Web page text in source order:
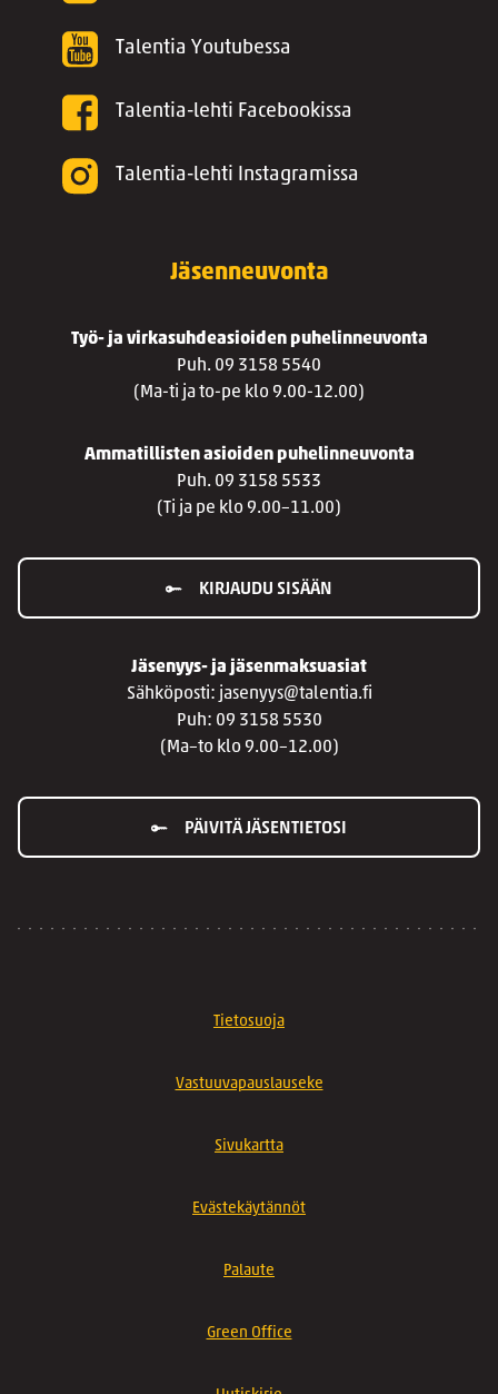
Talentia Youtubessa
Talentia-lehti Facebookissa
Talentia-lehti Instagramissa
Jäsenneuvonta
Työ- ja virkasuhdeasioiden puhelinneuvonta
Puh. 09 3158 5540
(Ma-ti ja to-pe klo 9.00-12.00)
Ammatillisten asioiden puhelinneuvonta
Puh. 09 3158 5533
(Ti ja pe klo 9.00–11.00)
KIRJAUDU SISÄÄN
Jäsenyys- ja jäsenmaksuasiat
Sähköposti: jasenyys@talentia.fi
Puh: 09 3158 5530
(Ma–to klo 9.00–12.00)
PÄIVITÄ JÄSENTIETOSI
Tietosuoja
Vastuuvapauslauseke
Sivukartta
Evästekäytännöt
Palaute
Green Office